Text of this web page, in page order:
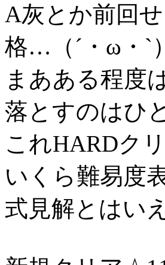
A灰とか前回
格…（´・ω・`）
まあある程度
落とすのはひ
これHARDク
いくら難易度
式見解とはい